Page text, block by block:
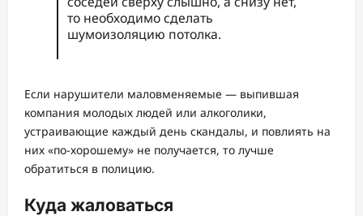
то необходимо сделать
шумоизоляцию потолка.
Если нарушители маловменяемые — выпившая
компания молодых людей или алкоголики,
устраивающие каждый день скандалы, и повлиять на
них «по-хорошему» не получается, то лучше
обратиться в полицию.
Куда жаловаться